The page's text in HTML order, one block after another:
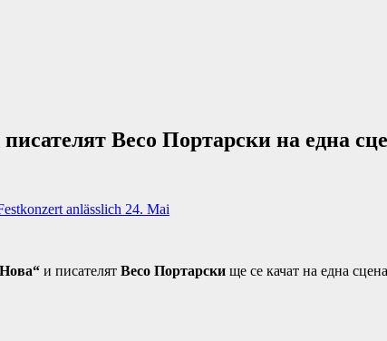
Весо Портарски на една
anlässlich 24. Mai
и писателят Весо Портарски ще се качат на една